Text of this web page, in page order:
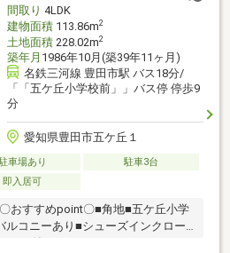
間取り 4LDK
建物面積113.86m2
土地面積228.02m2
築年月 1986年10月(築39年11ヶ月)
名鉄三河線 豊田市駅 バス18分/
「「五ケ丘小学校前」」バス停 停歩9
分
愛知県豊田市五ケ丘１
車場あり
駐車3台
即入居可
おすすめpoint〇■角地■五ケ丘小学
ルコニーあり■シューズインクロー